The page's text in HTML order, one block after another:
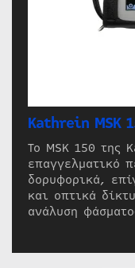
Kathrein MSK
Το MSK 150 της
επαγγελματικό
δορυφορικά,
και οπτικά
ανάλυση